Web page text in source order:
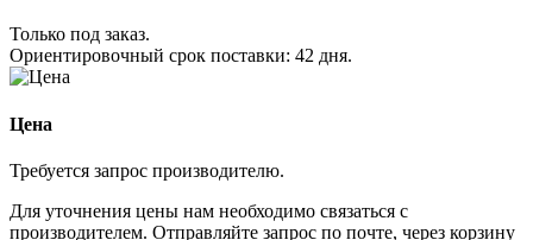
Только под заказ.
Ориентировочный срок поставки: 42 дня.
Цена
Требуется запрос производителю.
Для уточнения цены нам необходимо связаться с
производителем. Отправляйте запрос по почте, через корзину